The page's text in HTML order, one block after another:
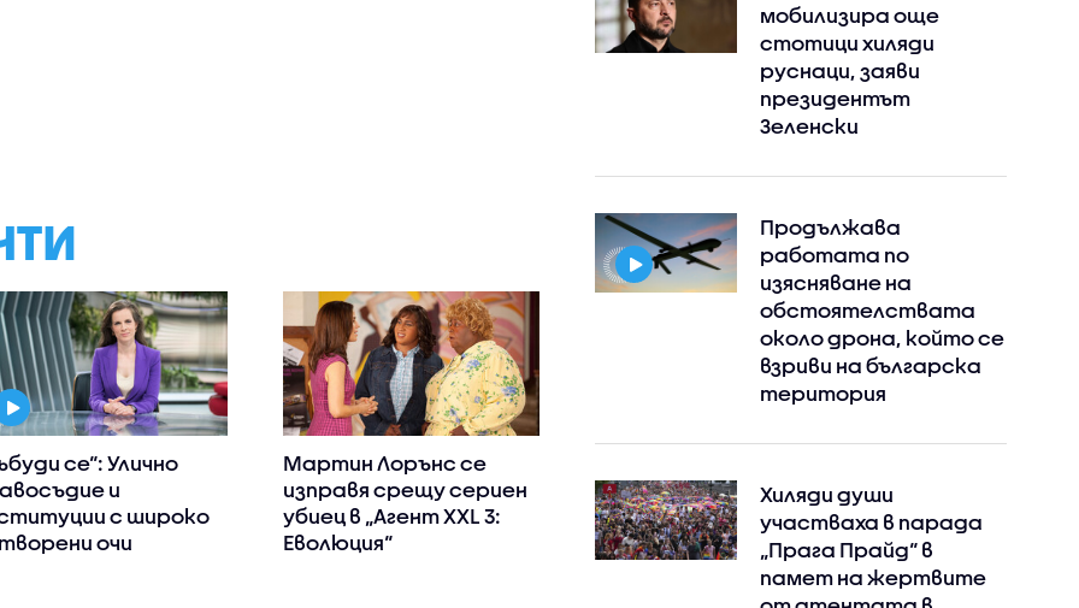
се“: Улично
и
с широко
очи
Мартин Лорънс се
изправя срещу сериен
убиец в „Агент XXL 3:
Еволюция“
мобилизира още
стотици хиляди
руснаци, заяви
президентът
Зеленски
Продължава
работата по
изясняване на
обстоятелствата
около дрона, който се
взриви на българска
територия
Хиляди души
участваха в парада
„Прага Прайд“ в
памет на жертвите